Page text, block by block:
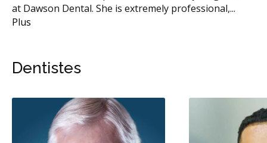
at Dawson Dental. She is extremely professional,...
Plus
Dentistes